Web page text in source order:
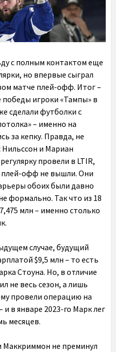
с полным контактом еще
но впервые сыграл
матче плей-офф. Итог –
игроки «Тампы» в
сделали футболки с
– именно на
за кепку. Правда, не
и Мариан
провели в LTIR,
плей-офф не вышли. Они
обоих были давно
формально. Так что из 18
млн – именно столько
случае, будущий
$9,5 млн – то есть
Стоуна. Но, в отличие
не весь сезон, а лишь
провели операцию на
и в январе 2023-го Марк лег
месяцев.
Маккриммон не преминул